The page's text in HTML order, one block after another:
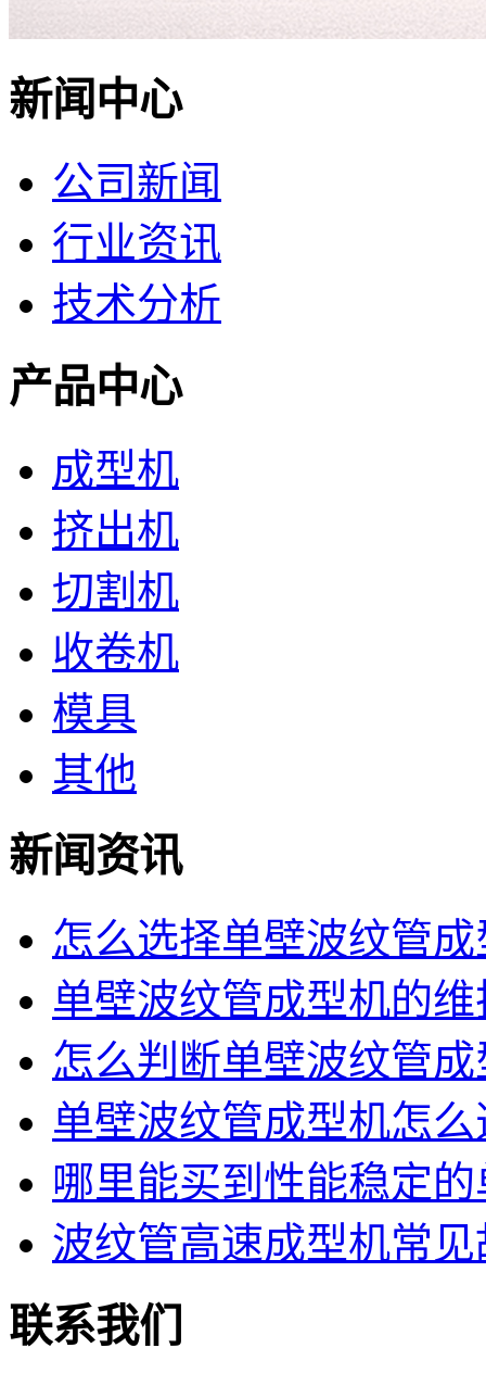
新闻中心
公司新闻
行业资讯
技术分析
产品中心
成型机
挤出机
切割机
收卷机
模具
其他
新闻资讯
怎么选择单壁波纹管
单壁波纹管成型机的
怎么判断单壁波纹管
单壁波纹管成型机怎
哪里能买到性能稳定
波纹管高速成型机常见
联系我们